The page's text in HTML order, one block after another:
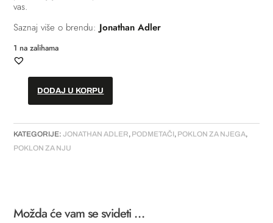
vas.
Saznaj više o brendu: Jonathan Adler
1 na zalihama
Podmetaci
„Deep
Thoughts“
//
količina
DODAJ U KORPU
KATEGORIJE:JONATHAN ADLER, PODMETAČI, POKLON ZA NJEGA,
POKLON ZA NJU
Možda će vam se svideti …